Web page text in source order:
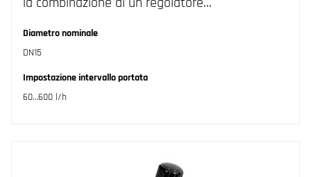
Diametro nominale
DN15
Impostazione intervallo portata
60…600 l/h